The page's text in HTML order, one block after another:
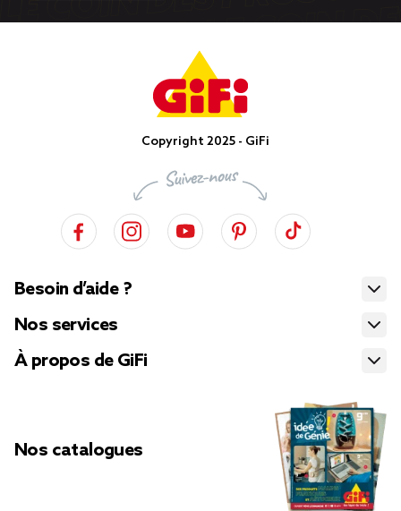
Copyright 2025 - GiFi
Besoin d’aide ?
Nos services
À propos de GiFi
Nos catalogues